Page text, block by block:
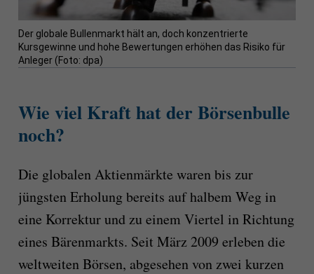
Der globale Bullenmarkt hält an, doch konzentrierte
Kursgewinne und hohe Bewertungen erhöhen das Risiko für
Anleger (Foto: dpa)
Wie viel Kraft hat der Börsenbulle
noch?
Die globalen Aktienmärkte waren bis zur
jüngsten Erholung bereits auf halbem Weg in
eine Korrektur und zu einem Viertel in Richtung
eines Bärenmarkts. Seit März 2009 erleben die
weltweiten Börsen, abgesehen von zwei kurzen